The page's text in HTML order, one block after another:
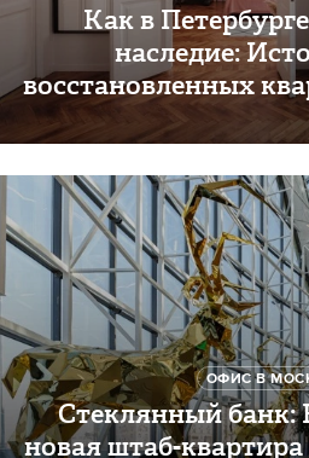
Как в
наследие:
восстановленных
ОФИС В
Стеклянный банк:
новая штаб-